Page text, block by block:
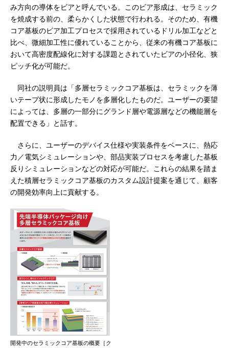
み方向の導体をビアと呼んでいる。このビア形成は、セラミック
を焼成する前の、柔らかくした状態で行われる。そのため、有機
コア基板のビア加工プロセスで採用されているドリル加工などと
比べ、微細加工性に優れていることから、従来の有機コア基板に
おいて高密度配線化に対する課題とされていたビアの小径化、狭
ピッチ化が可能だ。
同社の説明員は「多層セラミックコア基板は、セラミックを薄
いテープ状に形成したモノを多層化したものだ。ユーザーの要望
によっては、多層の一部分にグランド層や電源層などの機能層を
配置できる」と話す。
さらに、ユーザーのデバイス仕様や実装条件をベースに、熱応
力／電気シミュレーションや、部品実装プロセスを考慮した基板
反りシミュレーションなどの対応が可能だ。これらの結果を踏ま
えた積層セラミックコア基板のカスタム設計提案を通じて、顧客
の開発効率向上に貢献する。
開発中のセラミックコア基板の概要［ク